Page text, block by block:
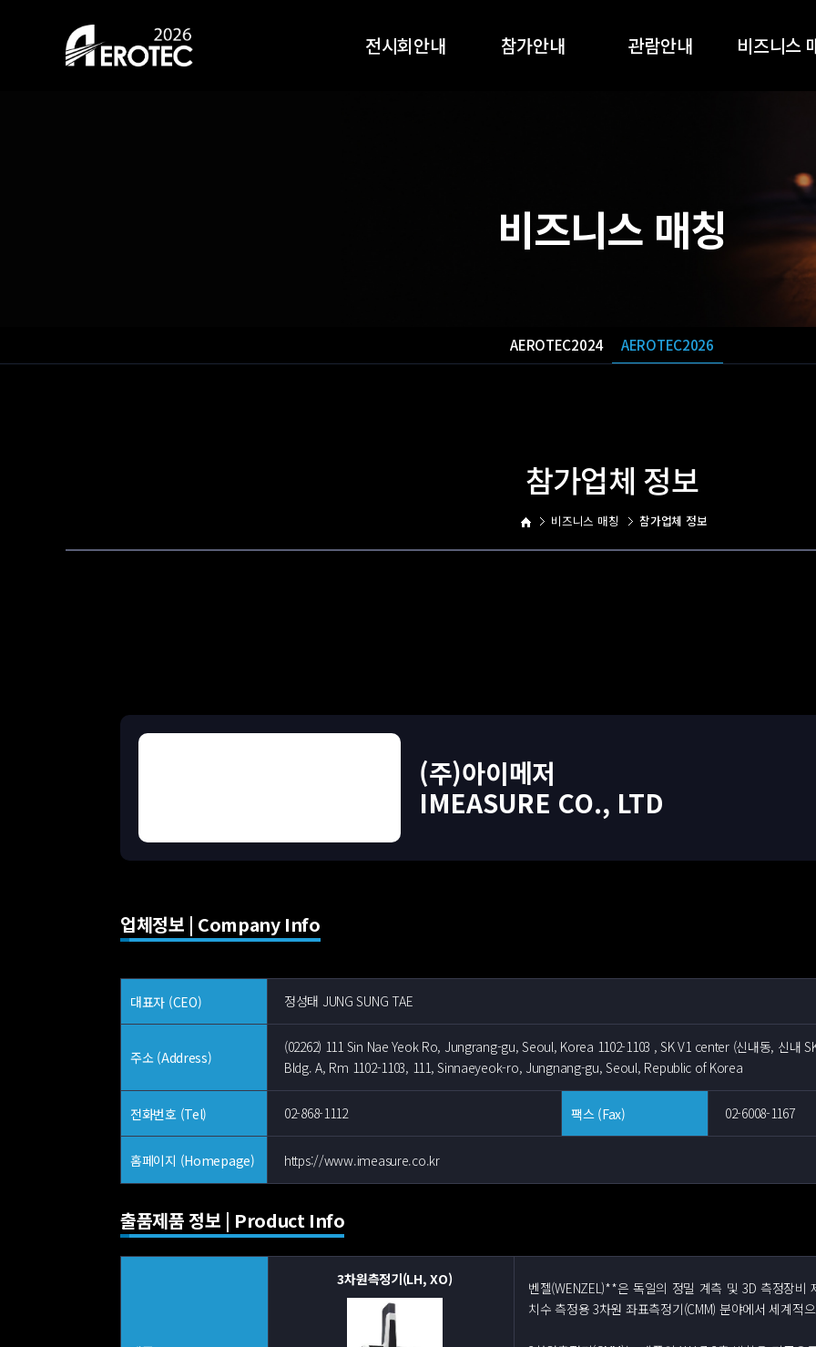
전시회안내 참가안내
스폰서십
관람안내
부스배치도
참가업체 목록
비즈니스
비즈니스 매칭
AEROTEC2024 AEROTEC2026
비즈니스 매칭 참가업체 정보
참가업체 정보
(주)아이메저
IMEASURE CO., LTD
업체정보 | Company Info
대표자 (CEO) 정성태 JUNG SUNG TAE
주소 (Address)
(02262) 111 Sin Nae Yeok Ro, Jungrang-gu, Seoul, Korea 1102-1103 , SK V1 center (신내동, 신내
Bldg. A, Rm 1102-1103, 111, Sinnaeyeok-ro, Jungnang-gu, Seoul, Republic of Korea
전화번호 (Tel) 02-868-1112 팩스 (Fax) 02-6008-1167
홈페이지 (Homepage) https://www.imeasure.co.kr
출품제품 정보 | Product Info
3차원측정기(LH, XO)
벤젤(WENZEL)**은 독일의 정밀 계측 및 3D 측정장비
치수 측정용 3차원 좌표측정기(CMM) 분야에서 세계적